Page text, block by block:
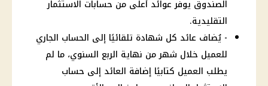
الصندوق يوفر عوائد أعلى من حسابات الاستثمار
التقليدية.
- يُضاف عائد كل شهادة تلقائيًا إلى الحساب الجاري
للعميل خلال شهر من نهاية الربع السنوي، ما لم
يطلب العميل كتابيًا إضافة العائد إلى حساب